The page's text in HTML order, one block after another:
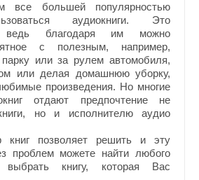
большей популярностью
аудиокниги. Это
ведь благодаря им можно
с полезным, например,
парку или за рулем автомобиля,
или делая домашнюю уборку,
произведения. Но многие
отдают предпочтение не
но и исполнителю аудио
книг позволяет решить и эту
проблем можете найти любого
выбрать книгу, которая Вас